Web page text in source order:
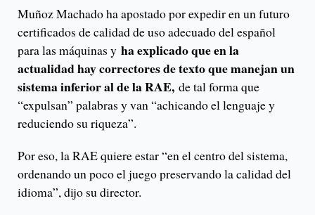
Muñoz Machado ha apostado por expedir en un futuro
certificados de calidad de uso adecuado del español
para las máquinas y ha explicado que en la
actualidad hay correctores de texto que manejan un
sistema inferior al de la RAE, de tal forma que
“expulsan” palabras y van “achicando el lenguaje y
reduciendo su riqueza”.
Por eso, la RAE quiere estar “en el centro del sistema,
ordenando un poco el juego preservando la calidad del
idioma”, dijo su director.